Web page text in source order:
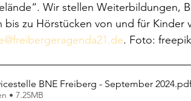
Wir stellen Weiterbildungen,
bis zu Hörstücken von und für Kinder
. Foto: freepik
BNE Freiberg - September 2024
• 7.25MB